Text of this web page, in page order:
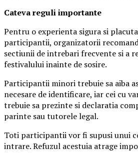
Cateva reguli importante
Pentru o experienta sigura si
participantii, organizatorii
sectiunii de intrebari frecvente si a
festivalului inainte de sosire.
Participantii minori trebuie sa aiba
necesare de identificare, iar cei cu
trebuie sa prezinte si declaratia
parinte sau tutorele legal.
Toti participantii vor fi supusi unui
intrare. Refuzul acestuia atrage